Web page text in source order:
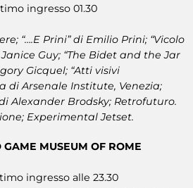
ingresso 01.30
“….E Prini” di Emilio Prini; “Vicolo
Guy; “The Bidet and the Jar
Gicquel; “Atti visivi
di Arsenale Institute, Venezia;
Alexander Brodsky; Retrofuturo.
Experimental Jetset.
MUSEUM OF ROME
ingresso alle 23.30